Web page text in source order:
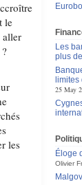
le
aller
les
Les
plus
25 May
Éloge
Olivier